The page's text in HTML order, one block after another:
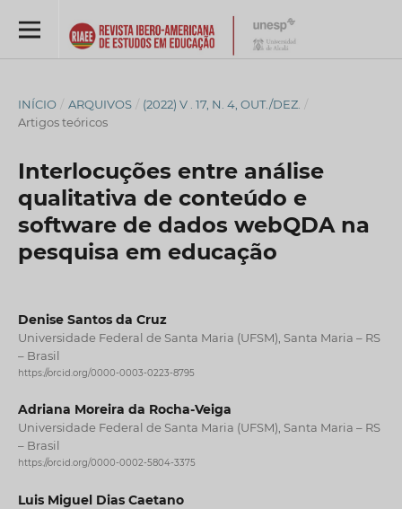
INÍCIO / ARQUIVOS / (2022) V . 17, N. 4, OUT./DEZ. /
Artigos teóricos
Interlocuções entre análise
qualitativa de conteúdo e
software de dados webQDA na
pesquisa em educação
Denise Santos da Cruz
Universidade Federal de Santa Maria (UFSM), Santa Maria – RS
– Brasil
https://orcid.org/0000-0003-0223-8795
Adriana Moreira da Rocha-Veiga
Universidade Federal de Santa Maria (UFSM), Santa Maria – RS
– Brasil
https://orcid.org/0000-0002-5804-3375
Luis Miguel Dias Caetano